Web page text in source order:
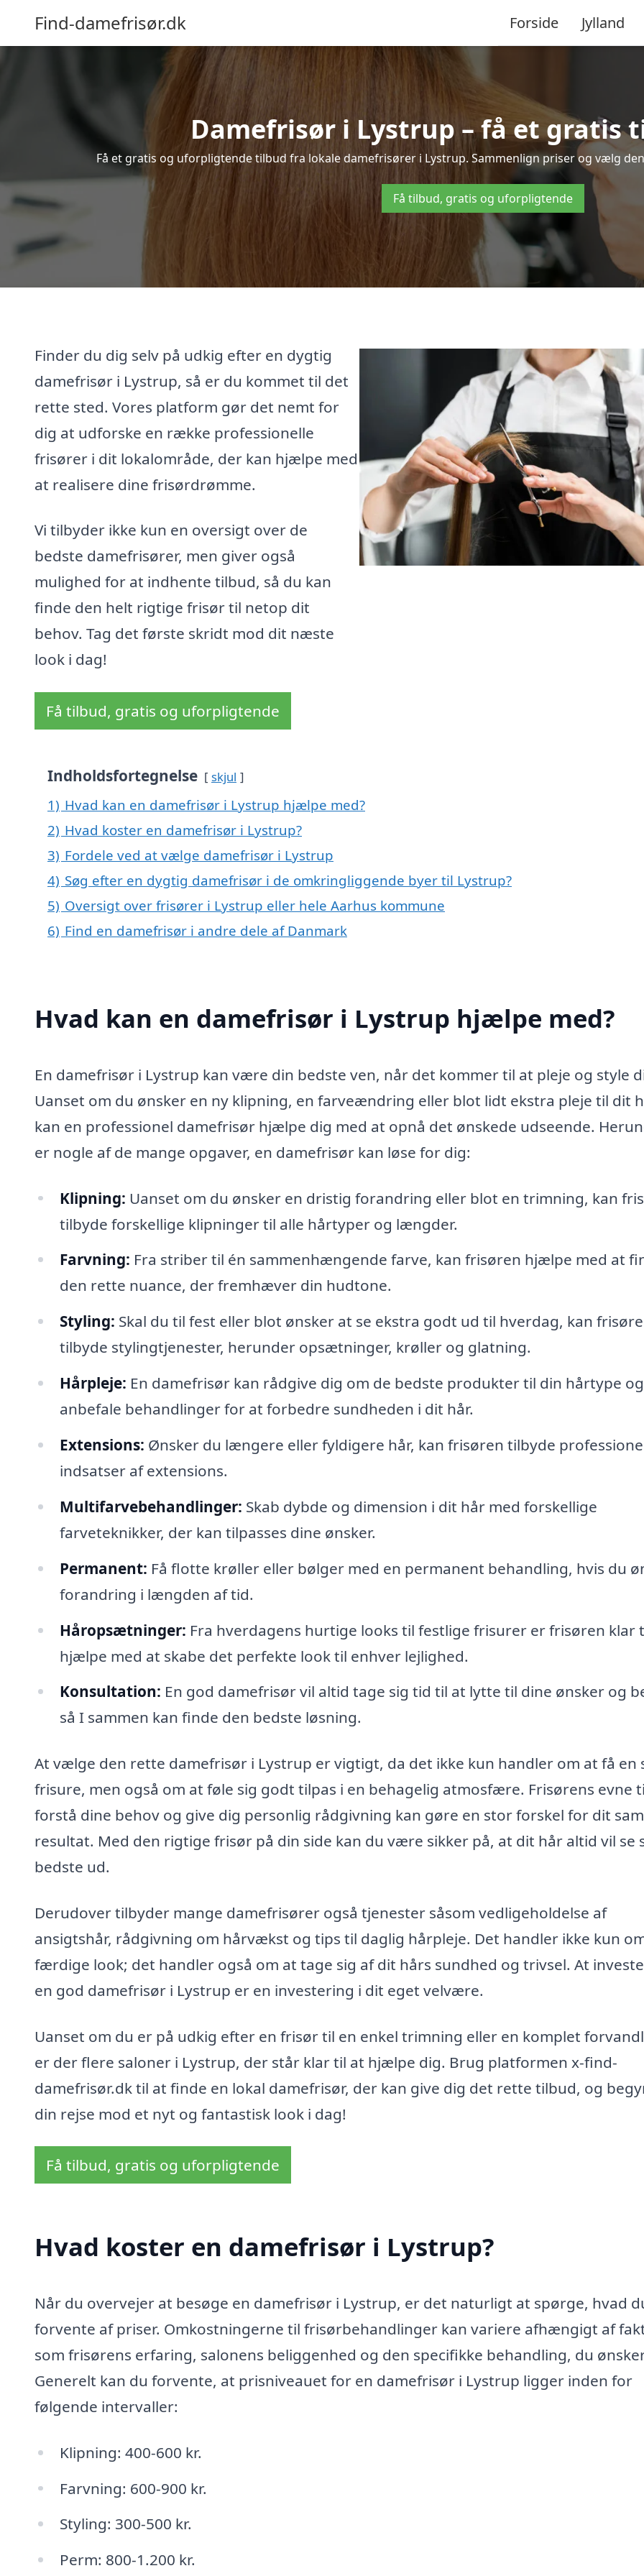
Find-damefrisør.dk Forside Jylland
Damefrisør i Lystrup – få et gratis
Få et gratis og uforpligtende tilbud fra lokale damefrisører i Lystrup. Sammenlign priser og vælg
Få tilbud, gratis og uforpligtende
Finder du dig selv på udkig efter en dygtig
damefrisør i Lystrup, så er du kommet til det
rette sted. Vores platform gør det nemt for
dig at udforske en række professionelle
frisører i dit lokalområde, der kan hjælpe med
at realisere dine frisørdrømme.
Vi tilbyder ikke kun en oversigt over de
bedste damefrisører, men giver også
mulighed for at indhente tilbud, så du kan
finde den helt rigtige frisør til netop dit
behov. Tag det første skridt mod dit næste
look i dag!
Få tilbud, gratis og uforpligtende
Indholdsfortegnelse skjul
1) Hvad kan en damefrisør i Lystrup hjælpe med?
2) Hvad koster en damefrisør i Lystrup?
3) Fordele ved at vælge damefrisør i Lystrup
4) Søg efter en dygtig damefrisør i de omkringliggende byer til Lystrup?
5) Oversigt over frisører i Lystrup eller hele Aarhus kommune
6) Find en damefrisør i andre dele af Danmark
Hvad kan en damefrisør i Lystrup hjælpe med?
En damefrisør i Lystrup kan være din bedste ven, når det kommer til at pleje og style
Uanset om du ønsker en ny klipning, en farveændring eller blot lidt ekstra pleje til dit
kan en professionel damefrisør hjælpe dig med at opnå det ønskede udseende.
er nogle af de mange opgaver, en damefrisør kan løse for dig:
Klipning: Uanset om du ønsker en dristig forandring eller blot en trimning, kan
tilbyde forskellige klipninger til alle hårtyper og længder.
Farvning: Fra striber til én sammenhængende farve, kan frisøren hjælpe med at
den rette nuance, der fremhæver din hudtone.
Styling: Skal du til fest eller blot ønsker at se ekstra godt ud til hverdag, kan
tilbyde stylingtjenester, herunder opsætninger, krøller og glatning.
Hårpleje: En damefrisør kan rådgive dig om de bedste produkter til din hårtype og
anbefale behandlinger for at forbedre sundheden i dit hår.
Extensions: Ønsker du længere eller fyldigere hår, kan frisøren tilbyde
indsatser af extensions.
Multifarvebehandlinger: Skab dybde og dimension i dit hår med forskellige
farveteknikker, der kan tilpasses dine ønsker.
Permanent: Få flotte krøller eller bølger med en permanent behandling, hvis du
forandring i længden af tid.
Håropsætninger: Fra hverdagens hurtige looks til festlige frisurer er frisøren klar
hjælpe med at skabe det perfekte look til enhver lejlighed.
Konsultation: En god damefrisør vil altid tage sig tid til at lytte til dine ønsker og
så I sammen kan finde den bedste løsning.
At vælge den rette damefrisør i Lystrup er vigtigt, da det ikke kun handler om at få en
frisure, men også om at føle sig godt tilpas i en behagelig atmosfære. Frisørens evne
forstå dine behov og give dig personlig rådgivning kan gøre en stor forskel for dit
resultat. Med den rigtige frisør på din side kan du være sikker på, at dit hår altid vil se
bedste ud.
Derudover tilbyder mange damefrisører også tjenester såsom vedligeholdelse af
ansigtshår, rådgivning om hårvækst og tips til daglig hårpleje. Det handler ikke kun
færdige look; det handler også om at tage sig af dit hårs sundhed og trivsel. At
en god damefrisør i Lystrup er en investering i dit eget velvære.
Uanset om du er på udkig efter en frisør til en enkel trimning eller en komplet
er der flere saloner i Lystrup, der står klar til at hjælpe dig. Brug platformen x-find-
damefrisør.dk til at finde en lokal damefrisør, der kan give dig det rette tilbud, og
din rejse mod et nyt og fantastisk look i dag!
Få tilbud, gratis og uforpligtende
Hvad koster en damefrisør i Lystrup?
Når du overvejer at besøge en damefrisør i Lystrup, er det naturligt at spørge, hvad
forvente af priser. Omkostningerne til frisørbehandlinger kan variere afhængigt af
som frisørens erfaring, salonens beliggenhed og den specifikke behandling, du
Generelt kan du forvente, at prisniveauet for en damefrisør i Lystrup ligger inden for
følgende intervaller:
Klipning: 400-600 kr.
Farvning: 600-900 kr.
Styling: 300-500 kr.
Perm: 800-1.200 kr.